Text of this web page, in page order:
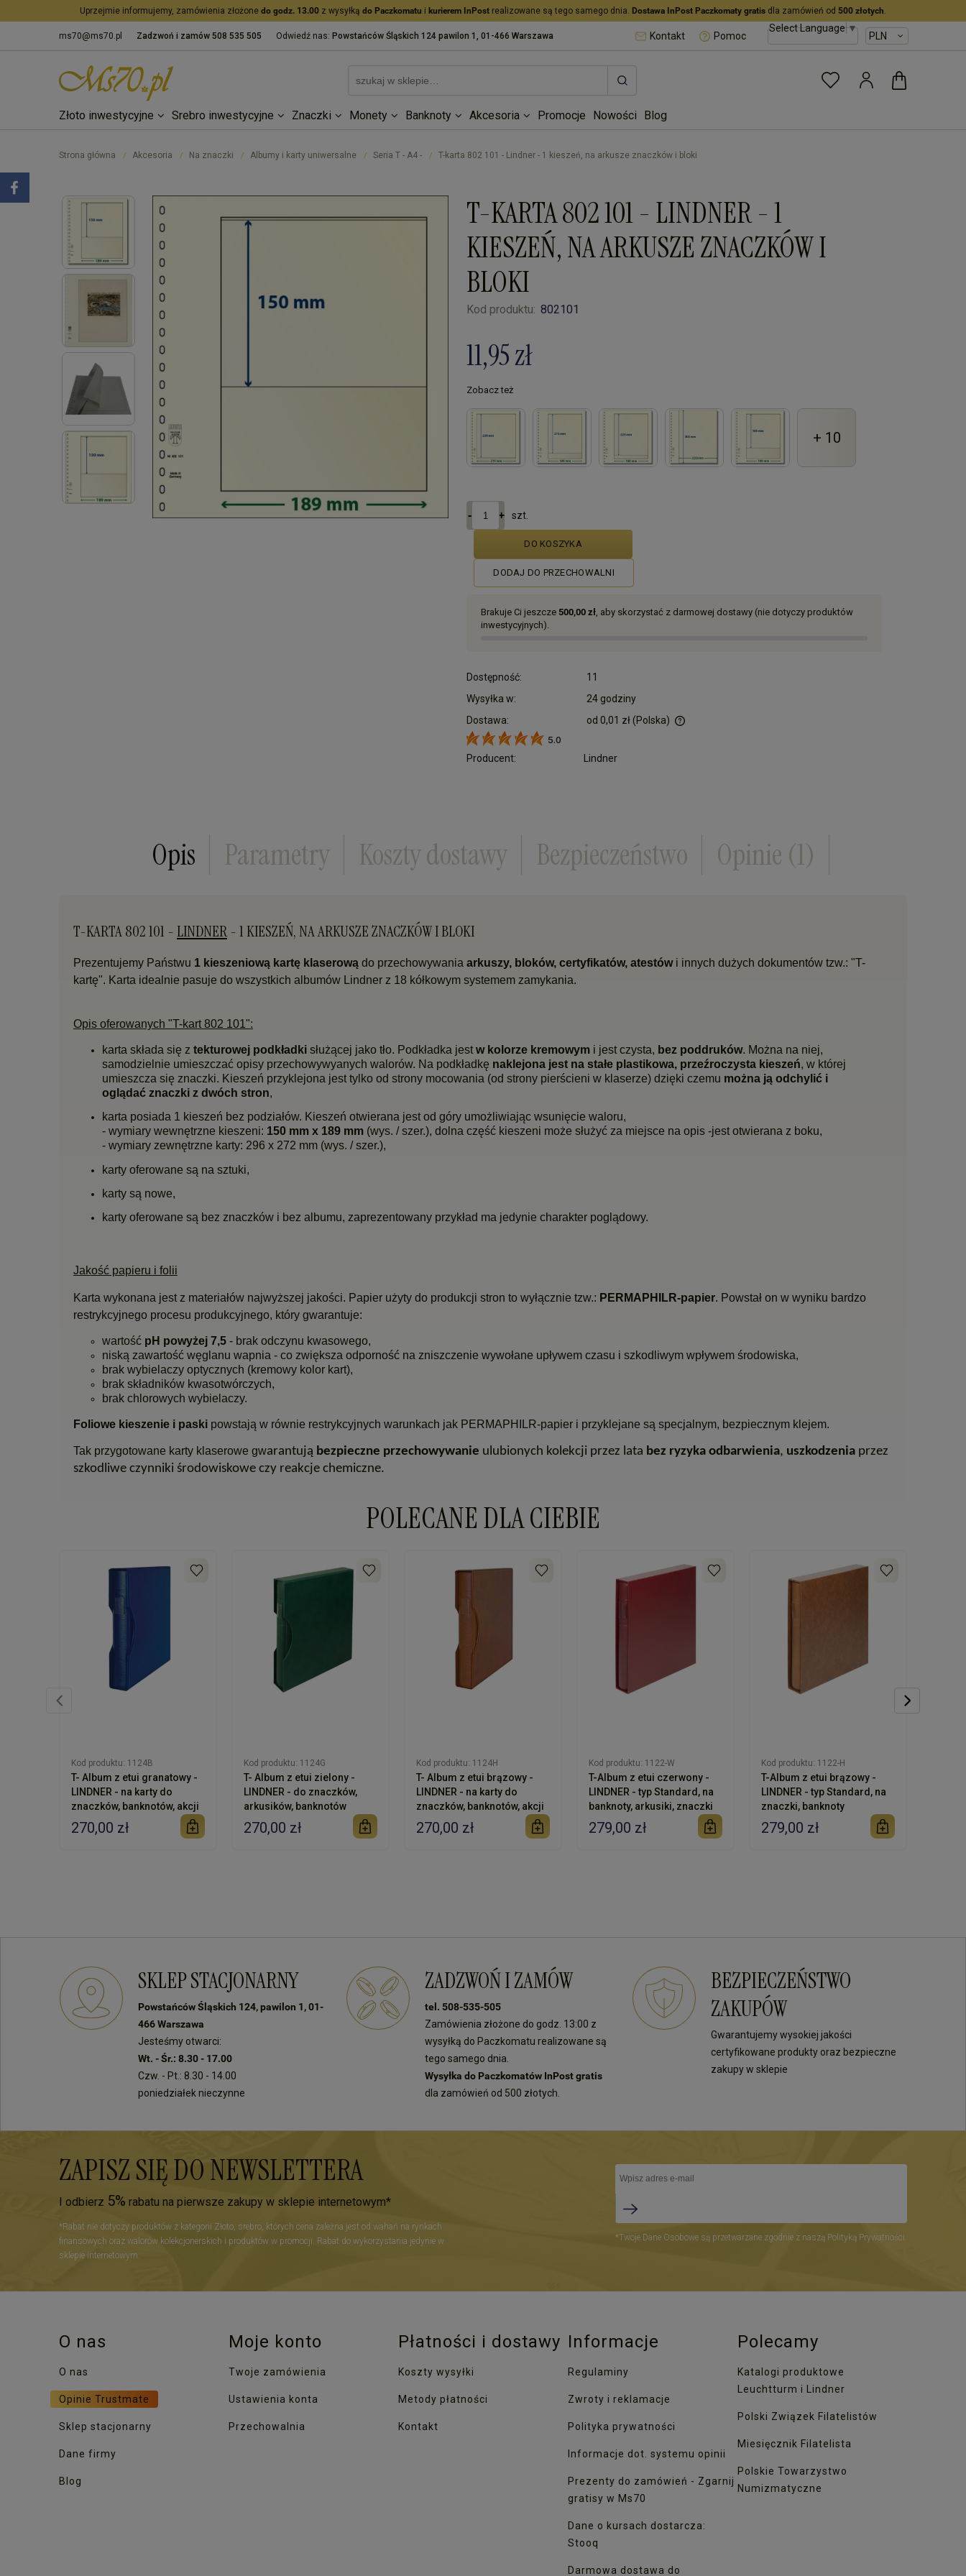
Uprzejmie informujemy, zamówienia złożone do godz. 13.00 z wysyłką do Paczkomatu i kurierem InPost realizowane są tego samego dnia. Dostawa InPost Paczkomaty gratis dla zamówień od 500 złotych.
Select Language▼
ms70@ms70.pl Zadzwoń i zamów 508 535 505 Odwiedź nas: Powstańców Śląskich 124 pawilon 1, 01-466 Warszawa Kontakt Pomoc
Złoto inwestycyjne Srebro inwestycyjne Znaczki Monety Banknoty Akcesoria Promocje Nowości Blog
Strona główna / Akcesoria / Na znaczki / Albumy i karty uniwersalne / Seria T - A4 - / T-karta 802 101 - Lindner - 1 kieszeń, na arkusze znaczków i bloki
T-KARTA 802 101 - LINDNER - 1
KIESZEŃ, NA ARKUSZE ZNACZKÓW I
BLOKI
Kod produktu: 802101
11,95 zł
Zobacz też
+ 10
szt.
DO KOSZYKA
DODAJ DO PRZECHOWALNI
Brakuje Ci jeszcze 500,00 zł, aby skorzystać z darmowej dostawy (nie dotyczy produktów
inwestycyjnych).
Dostępność:
11
Wysyłka w:
24 godziny
Dostawa:
od 0,01 zł(Polska)
Cena nie zawiera ewentualnych kosztów płatności
5.0
Producent: Lindner
Opis Parametry Koszty dostawy Bezpieczeństwo Opinie (1)
T-KARTA 802 101 - LINDNER - 1 KIESZEŃ, NA ARKUSZE ZNACZKÓW I BLOKI
Prezentujemy Państwu 1 kieszeniową kartę klaserową do przechowywania arkuszy, bloków, certyfikatów, atestówi innych dużych dokumentów tzw.: "T-
kartę". Karta idealnie pasuje do wszystkich albumów Lindner z 18 kółkowym systemem zamykania.
Opis oferowanych "T-kart 802 101":
karta składa się z tekturowej podkładki służącej jako tło. Podkładka jest w kolorze kremowym i jest czysta, bez poddruków. Można na niej,
samodzielnie umieszczać opisy przechowywyanych walorów. Na podkładkę naklejona jest na stałe plastikowa, przeźroczysta kieszeń, w której
umieszcza się znaczki. Kieszeń przyklejona jest tylko od strony mocowania (od strony pierścieni w klaserze) dzięki czemu można ją odchylić i
oglądać znaczki z dwóch stron,
karta posiada 1 kieszeń bez podziałów. Kieszeń otwierana jest od góry umożliwiając wsunięcie waloru,
- wymiary wewnętrzne kieszeni: 150 mm x 189 mm (wys. / szer.), dolna część kieszeni może służyć za miejsce na opis -jest otwierana z boku,
- wymiary zewnętrzne karty: 296 x 272 mm (wys. / szer.),
karty oferowane są na sztuki,
karty są nowe,
karty oferowane są bez znaczków i bez albumu, zaprezentowany przykład ma jedynie charakter poglądowy.
Jakość papieru i folii
Karta wykonana jest z materiałów najwyższej jakości. Papier użyty do produkcji stron to wyłącznie tzw.: PERMAPHILR-papier. Powstał on w wyniku bardzo
restrykcyjnego procesu produkcyjnego, który gwarantuje:
wartość pH powyżej 7,5 - brak odczynu kwasowego,
niską zawartość węglanu wapnia - co zwiększa odporność na zniszczenie wywołane upływem czasu i szkodliwym wpływem środowiska,
brak wybielaczy optycznych (kremowy kolor kart),
brak składników kwasotwórczych,
brak chlorowych wybielaczy.
Foliowe kieszenie i paski powstają w równie restrykcyjnych warunkach jak PERMAPHILR-papier i przyklejane są specjalnym, bezpiecznym klejem.
Tak przygotowane karty klaserowe gwarantują bezpieczne przechowywanie ulubionych kolekcji przez lata bez ryzyka odbarwienia, uszkodzenia przez
szkodliwe czynniki środowiskowe czy reakcje chemiczne.
POLECANE DLA CIEBIE
Kod produktu: 1124B
T- Album z etui granatowy -
LINDNER - na karty do
znaczków, banknotów, akcji
270,00 zł
Kod produktu: 1124G
T- Album z etui zielony -
LINDNER - do znaczków,
arkusików, banknotów
270,00 zł
Kod produktu: 1124H
T- Album z etui brązowy -
LINDNER - na karty do
znaczków, banknotów, akcji
270,00 zł
Kod produktu: 1122-W
T-Album z etui czerwony -
LINDNER - typ Standard, na
banknoty, arkusiki, znaczki
279,00 zł
Kod produktu: 1122-H
T-Album z etui brązowy -
LINDNER - typ Standard, na
znaczki, banknoty
279,00 zł
SKLEP STACJONARNY
Powstańców Śląskich 124, pawilon 1, 01-
466 Warszawa
Jesteśmy otwarci:
Wt. - Śr.: 8.30 - 17.00
Czw. - Pt.: 8.30 - 14.00
poniedziałek nieczynne
ZADZWOŃ I ZAMÓW
tel. 508-535-505
Zamówienia złożone do godz. 13:00 z
wysyłką do Paczkomatu realizowane są
tego samego dnia.
Wysyłka do Paczkomatów InPost gratis
dla zamówień od 500 złotych.
BEZPIECZEŃSTWO
ZAKUPÓW
Gwarantujemy wysokiej jakości
certyfikowane produkty oraz bezpieczne
zakupy w sklepie
ZAPISZ SIĘ DO NEWSLETTERA
I odbierz 5% rabatu na pierwsze zakupy w sklepie internetowym*
*Rabat nie dotyczy produktów z kategorii Złoto, srebro, których cena zależna jest od wahań na rynkach
finansowych oraz walorów kolekcjonerskich i produktów w promocji. Rabat do wykorzystania jedynie w
sklepie internetowym.
*Twoje Dane Osobowe są przetwarzane zgodnie z naszą Polityką Prywatności.
O nas
O nas
Opinie Trustmate
Sklep stacjonarny
Dane firmy
Blog
Moje konto
Twoje zamówienia
Ustawienia konta
Przechowalnia
Płatności i dostawy
Koszty wysyłki
Metody płatności
Kontakt
Informacje
Regulaminy
Zwroty i reklamacje
Polityka prywatności
Informacje dot. systemu opinii
Prezenty do zamówień - Zgarnij
gratisy w Ms70
Dane o kursach dostarcza:
Stooq
Darmowa dostawa do
Polecamy
Katalogi produktowe
Leuchtturm i Lindner
Polski Związek Filatelistów
Miesięcznik Filatelista
Polskie Towarzystwo
Numizmatyczne